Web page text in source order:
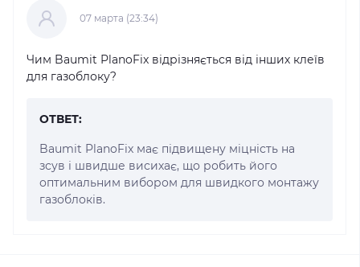
07 марта (23:34)
Чим Baumit PlanoFix відрізняється від інших клеїв
для газоблоку?
ОТВЕТ:
Baumit PlanoFix має підвищену міцність на
зсув і швидше висихає, що робить його
оптимальним вибором для швидкого монтажу
газоблоків.